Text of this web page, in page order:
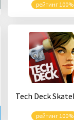
рейтинг 100%
рейтинг 100%